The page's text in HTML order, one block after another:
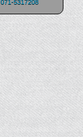
071-5317208